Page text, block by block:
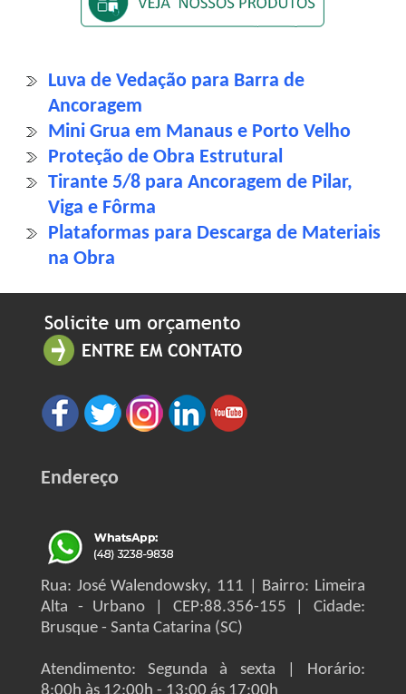
Luva de Vedação para Barra de
Ancoragem
Mini Grua em Manaus e Porto Velho
Proteção de Obra Estrutural
Tirante 5/8 para Ancoragem de Pilar,
Viga e Fôrma
Plataformas para Descarga de Materiais
na Obra
Endereço
Rua: José Walendowsky, 111 | Bairro: Limeira
Alta - Urbano | CEP:88.356-155 | Cidade:
Brusque - Santa Catarina (SC)
Atendimento: Segunda à sexta | Horário:
8:00h às 12:00h - 13:00 ás 17:00h